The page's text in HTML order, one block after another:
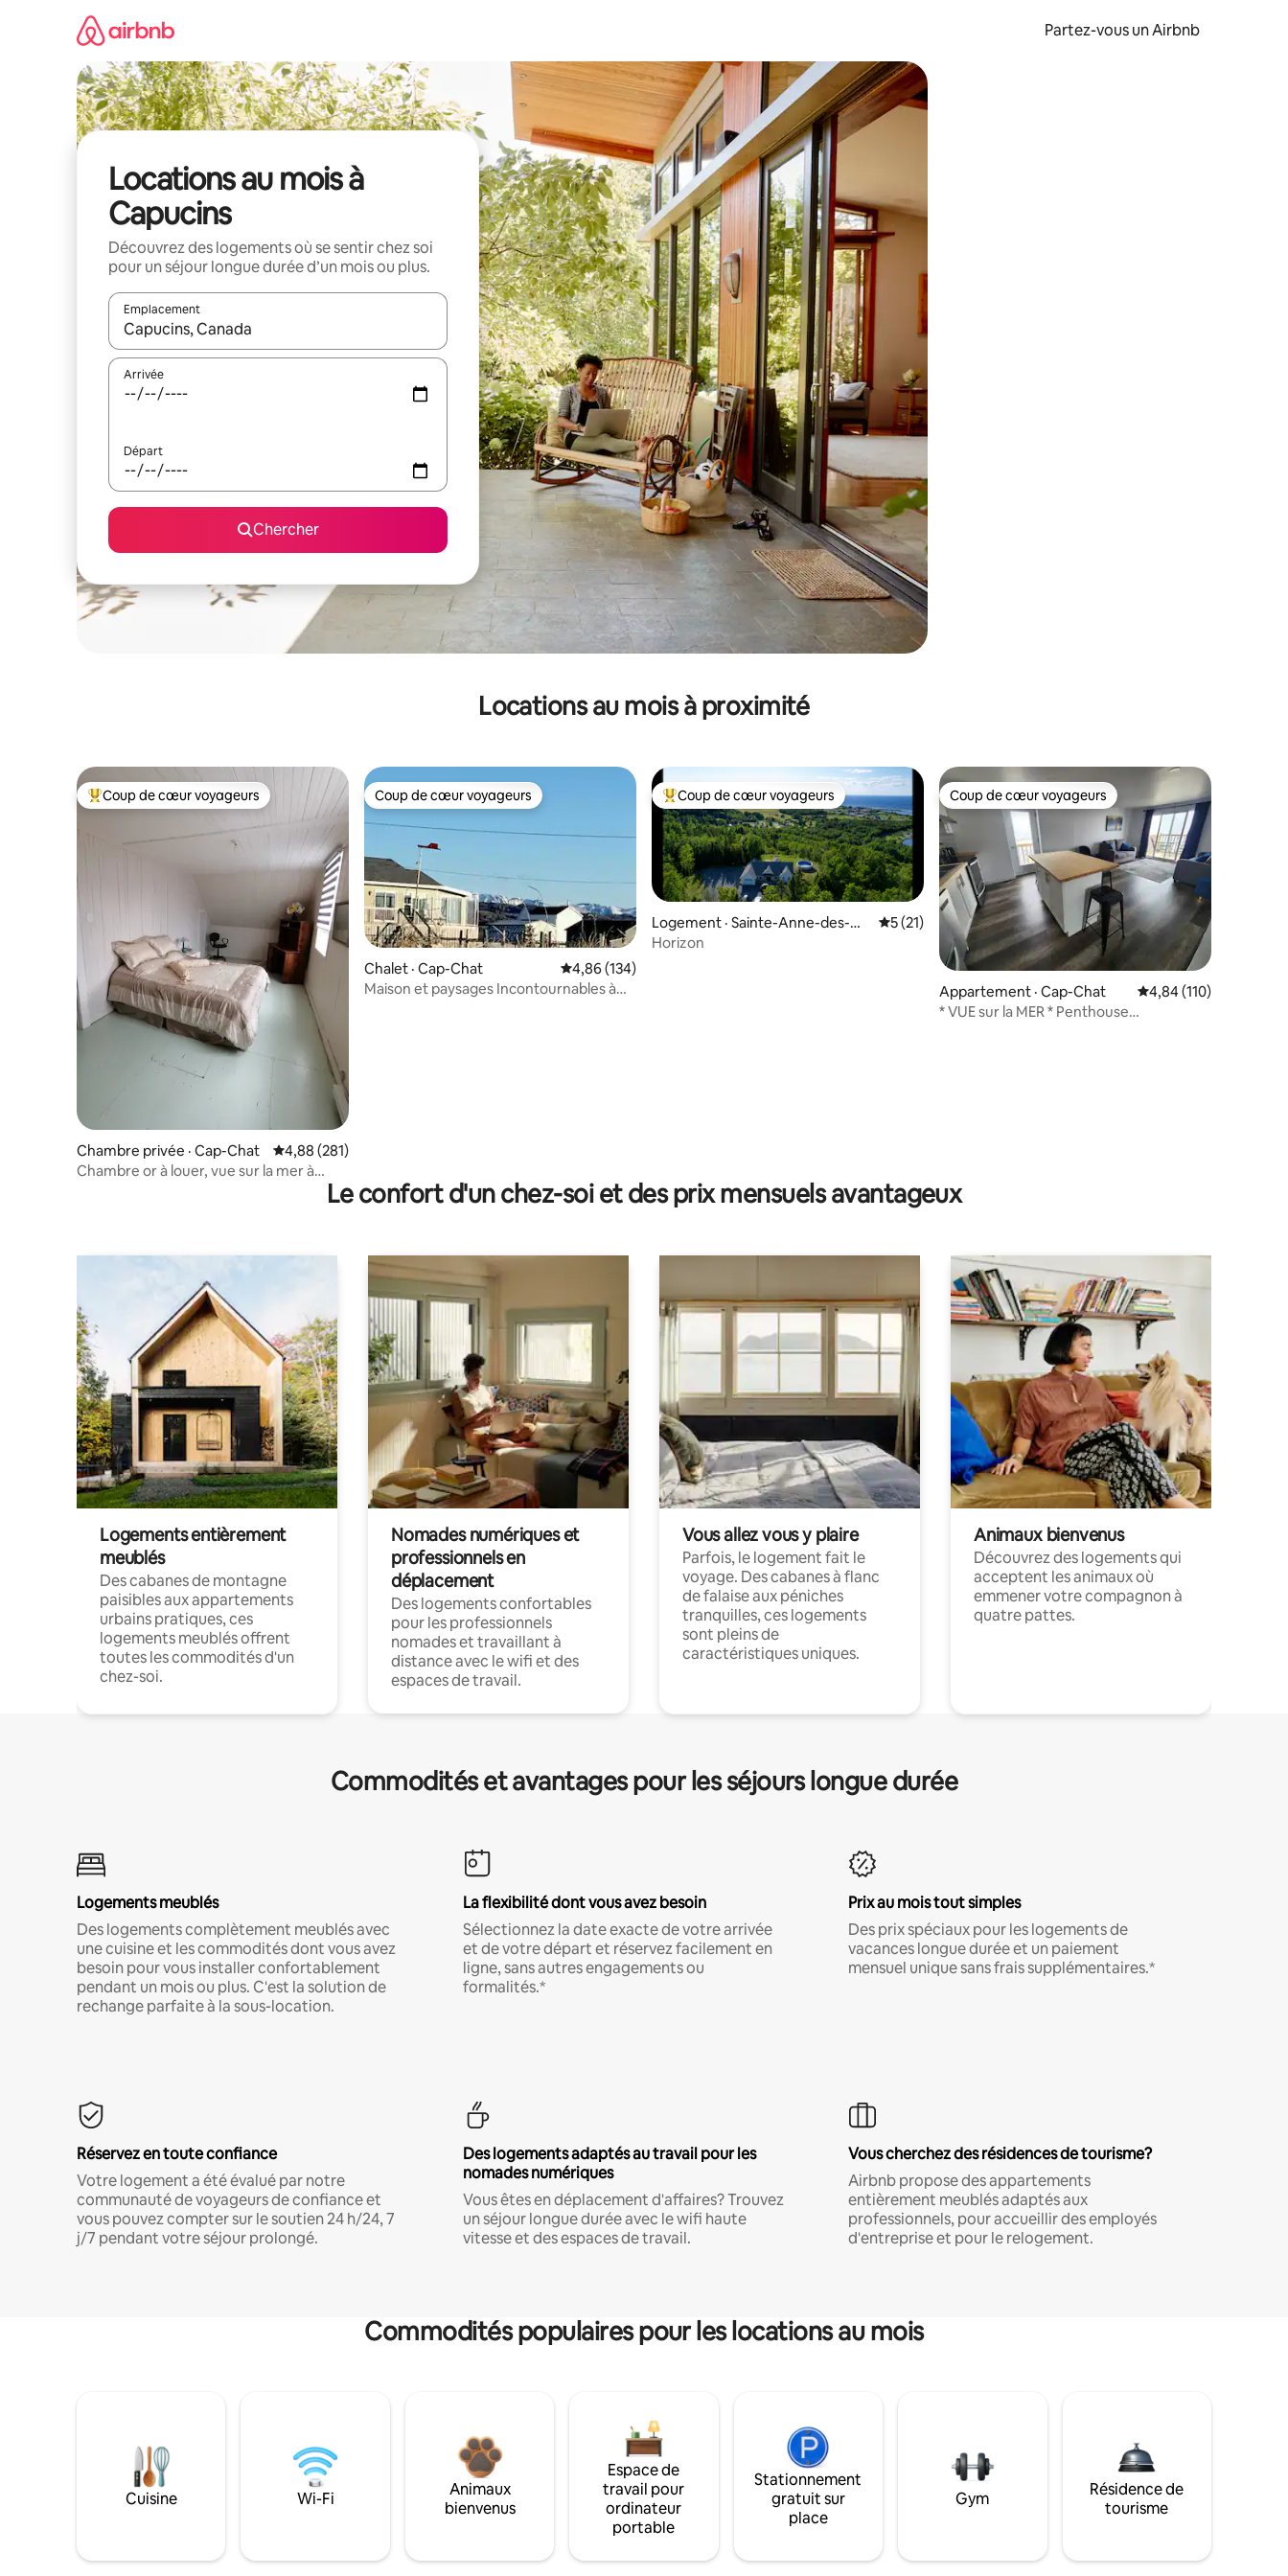
Partez-vous un Airbnb
Locations au mois à
Capucins
Découvrez des logements où se sentir chez soi
pour un séjour longue durée d’un mois ou plus.
Emplacement
Quand les résultats sont affichés, parcourez-les en utilisant les flèches vers le haut et vers le bas, ou en appuyant dessus et en les faisant glisser.
Arrivée
Départ
Chercher
Locations au mois à proximité
Coup de cœur voyageurs parmi les plus aimés
Coup de cœur voyageurs
Chambre privée · Cap-Chat Note moyenne de 4,88 sur 5, 281 commentaires
4,88 (281)
Chambre or à louer, vue sur la mer à
Coup de cœur voyageurs
Coup de cœur voyageurs
Chalet · Cap-Chat Note moyenne de 4,86 sur 5, 134 commentaires
4,86 (134)
Maison et paysages Incontournables à
Coup de cœur voyageurs parmi les plus aimés
Coup de cœur voyageurs
Logement · Sainte-Anne-des-Mo
nts
Note moyenne de 5 sur 5, 21 commentaires
5 (21)
Horizon
Coup de cœur voyageurs
Coup de cœur voyageurs
Appartement · Cap-Chat Note moyenne de
4,84 (110)
* VUE sur la MER * Penthouse
Le confort d'un chez-soi et des prix mensuels avantageux
Logements entièrement
meublés
Des cabanes de montagne
paisibles aux appartements
urbains pratiques, ces
logements meublés offrent
toutes les commodités d'un
chez-soi.
Nomades numériques et
professionnels en
déplacement
Des logements confortables
pour les professionnels
nomades et travaillant à
distance avec le wifi et des
espaces de travail.
Vous allez vous y plaire
Parfois, le logement fait le
voyage. Des cabanes à flanc
de falaise aux péniches
tranquilles, ces logements
sont pleins de
caractéristiques uniques.
Animaux bienvenus
Découvrez des logements qui
acceptent les animaux où
emmener votre compagnon à
quatre pattes.
Commodités et avantages pour les séjours longue durée
Logements meublés
Des logements complètement meublés avec
une cuisine et les commodités dont vous avez
besoin pour vous installer confortablement
pendant un mois ou plus. C'est la solution de
rechange parfaite à la sous-location.
La flexibilité dont vous avez besoin
Sélectionnez la date exacte de votre arrivée
et de votre départ et réservez facilement en
ligne, sans autres engagements ou
formalités.*
Prix au mois tout simples
Des prix spéciaux pour les logements de
vacances longue durée et un paiement
mensuel unique sans frais supplémentaires.*
Réservez en toute confiance
Votre logement a été évalué par notre
communauté de voyageurs de confiance et
vous pouvez compter sur le soutien 24 h/24, 7
j/7 pendant votre séjour prolongé.
Des logements adaptés au travail pour les
nomades numériques
Vous êtes en déplacement d'affaires? Trouvez
un séjour longue durée avec le wifi haute
vitesse et des espaces de travail.
Vous cherchez des résidences de tourisme?
Airbnb propose des appartements
entièrement meublés adaptés aux
professionnels, pour accueillir des employés
d'entreprise et pour le relogement.
Commodités populaires pour les locations au mois
Cuisine Wi-Fi
Animaux
bienvenus
Espace de
travail pour
ordinateur
portable
Stationnement
gratuit sur
place
Gym
Résidence de
tourisme